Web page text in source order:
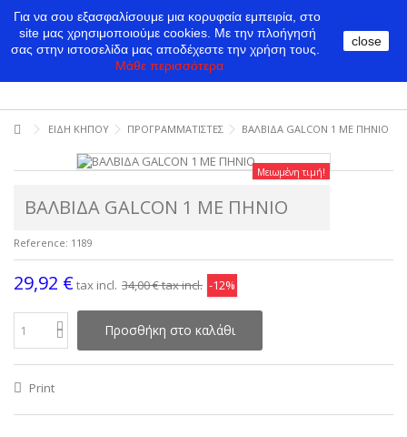
ΕΙΔΗ ΚΗΠΟΥ ΠΡΟΓΡΑΜΜΑΤΙΣΤΕΣ ΒΑΛΒΙΔΑ GALCON 1 ΜΕ ΠΗΝΙΟ
Μειωμένη τιμή!
ΒΑΛΒΙΔΑ GALCON 1 ΜΕ ΠΗΝΙΟ
Reference: 1189
29,92 €tax incl. 34,00 €tax incl. -12%
Προσθήκη στο καλάθι
Print
Για να σου εξασφαλίσουμε μια κορυφαία εμπειρία, στο
site μας χρησιμοποιούμε cookies. Με την πλοήγησή
σας στην ιστοσελίδα μας αποδέχεστε την χρήση τους.
Μάθε περισσότερα
close